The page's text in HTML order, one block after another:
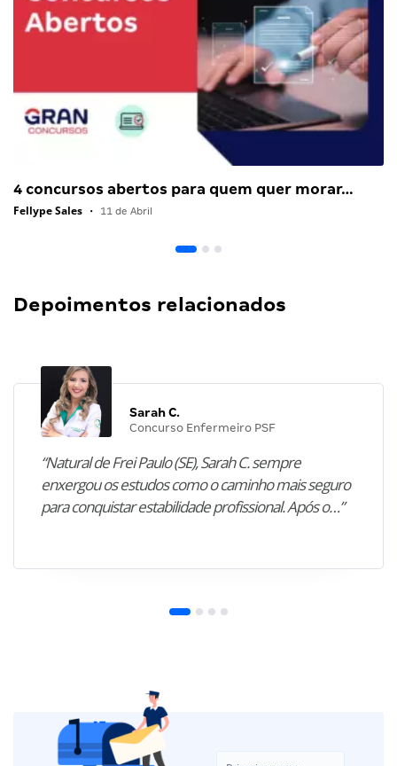
4 concursos abertos para quem quer morar…
Fellype Sales • 11 de Abril
Depoimentos relacionados
Sarah C.
Concurso Enfermeiro PSF
“Natural de Frei Paulo (SE), Sarah C. sempre
enxergou os estudos como o caminho mais seguro
para conquistar estabilidade profissional. Após o…”